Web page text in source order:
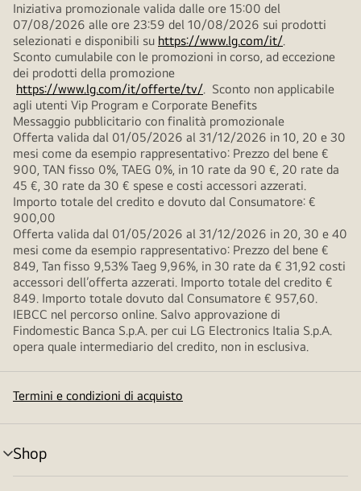
Iniziativa promozionale valida dalle ore 15:00 del
07/08/2026 alle ore 23:59 del 10/08/2026 sui prodotti
selezionati e disponibili su https://www.lg.com/it/.
Sconto cumulabile con le promozioni in corso, ad eccezione
dei prodotti della promozione
https://www.lg.com/it/offerte/tv/. Sconto non applicabile
agli utenti Vip Program e Corporate Benefits
Messaggio pubblicitario con finalità promozionale
Offerta valida dal 01/05/2026 al 31/12/2026 in 10, 20 e 30
mesi come da esempio rappresentativo: Prezzo del bene €
900, TAN fisso 0%, TAEG 0%, in 10 rate da 90 €, 20 rate da
45 €, 30 rate da 30 € spese e costi accessori azzerati.
Importo totale del credito e dovuto dal Consumatore: €
900,00
Offerta valida dal 01/05/2026 al 31/12/2026 in 20, 30 e 40
mesi come da esempio rappresentativo: Prezzo del bene €
849, Tan fisso 9,53% Taeg 9,96%, in 30 rate da € 31,92 costi
accessori dell’offerta azzerati. Importo totale del credito €
849. Importo totale dovuto dal Consumatore € 957,60.
IEBCC nel percorso online. Salvo approvazione di
Findomestic Banca S.p.A. per cui LG Electronics Italia S.p.A.
opera quale intermediario del credito, non in esclusiva.
Termini e condizioni di acquisto
Shop
Attivazione
menu